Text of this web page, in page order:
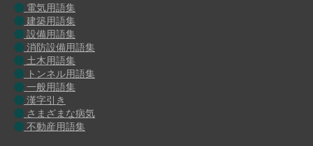
電気用語集
建築用語集
設備用語集
消防設備用語集
土木用語集
トンネル用語集
一般用語集
漢字引き
さまざまな病気
不動産用語集